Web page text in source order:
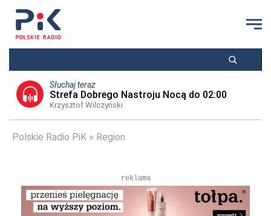
Słuchaj teraz
Strefa Dobrego Nastroju Nocą do 02:00
Krzysztof Wilczyński
Polskie Radio PiK Region
reklama